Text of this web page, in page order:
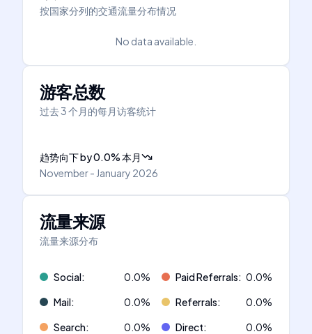
按国家分列的交通流量分布情况
No data available.
游客总数
过去 3 个月的每月访客统计
趋势向下by0.0%本月
November - January 2026
流量来源
流量来源分布
Social: 0.0% Paid Referrals: 0.0%
Mail: 0.0% Referrals: 0.0%
Search: 0.0% Direct: 0.0%